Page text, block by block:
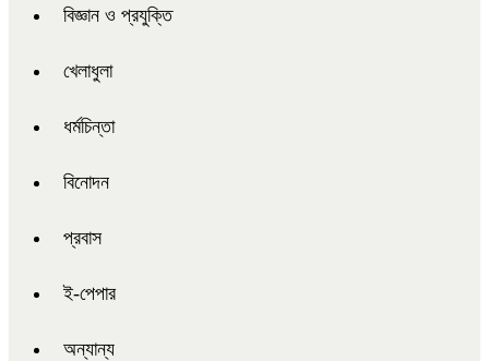
বিজ্ঞান ও প্রযুক্তি
খেলাধুলা
ধর্মচিন্তা
বিনোদন
প্রবাস
ই-পেপার
অন্যান্য